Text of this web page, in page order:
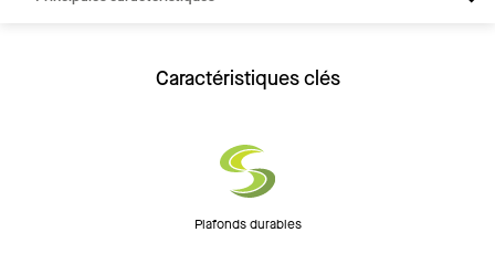
Caractéristiques clés
Plafonds durables